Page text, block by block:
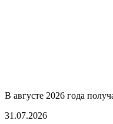
В августе 2026 года
31.07.2026